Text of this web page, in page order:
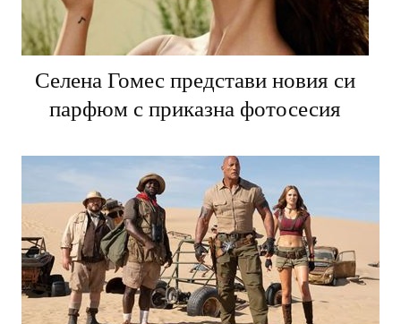
Селена Гомес представи новия си
парфюм с приказна фотосесия